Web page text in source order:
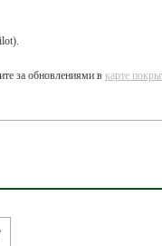
за обновлениями в карте